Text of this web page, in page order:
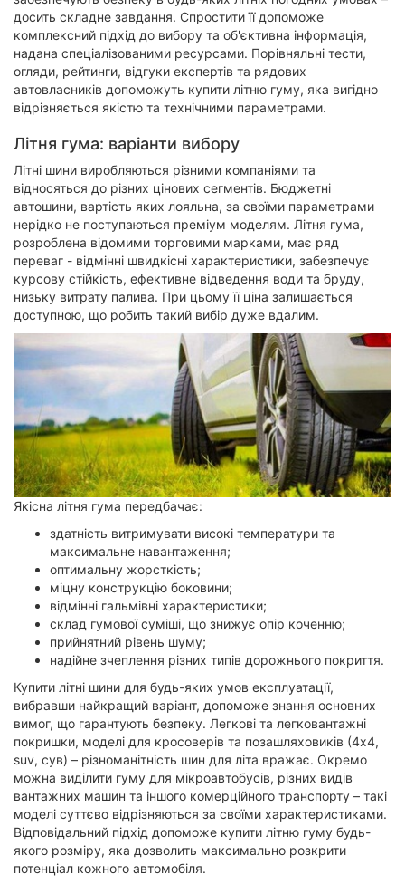
досить складне завдання. Спростити її допоможе
комплексний підхід до вибору та об'єктивна інформація,
надана спеціалізованими ресурсами. Порівняльні тести,
огляди, рейтинги, відгуки експертів та рядових
автовласників допоможуть купити літню гуму, яка вигідно
відрізняється якістю та технічними параметрами.
Літня гума: варіанти вибору
Літні шини виробляються різними компаніями та
відносяться до різних цінових сегментів. Бюджетні
автошини, вартість яких лояльна, за своїми параметрами
нерідко не поступаються преміум моделям. Літня гума,
розроблена відомими торговими марками, має ряд
переваг - відмінні швидкісні характеристики, забезпечує
курсову стійкість, ефективне відведення води та бруду,
низьку витрату палива. При цьому її ціна залишається
доступною, що робить такий вибір дуже вдалим.
Якісна літня гума передбачає:
здатність витримувати високі температури та
максимальне навантаження;
оптимальну жорсткість;
міцну конструкцію боковини;
відмінні гальмівні характеристики;
склад гумової суміші, що знижує опір коченню;
прийнятний рівень шуму;
надійне зчеплення різних типів дорожнього покриття.
Купити літні шини для будь-яких умов експлуатації,
вибравши найкращий варіант, допоможе знання основних
вимог, що гарантують безпеку. Легкові та легковантажні
покришки, моделі для кросоверів та позашляховиків (4х4,
suv, сув) – різноманітність шин для літа вражає. Окремо
можна виділити гуму для мікроавтобусів, різних видів
вантажних машин та іншого комерційного транспорту – такі
моделі суттєво відрізняються за своїми характеристиками.
Відповідальний підхід допоможе купити літню гуму будь-
якого розміру, яка дозволить максимально розкрити
потенціал кожного автомобіля.